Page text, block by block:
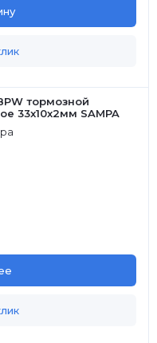
тормозной
33x10x2мм SAMPA